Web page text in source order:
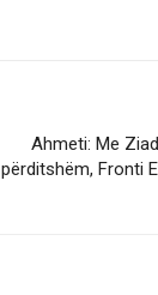
Ahmeti: Me
përditshëm, Fronti